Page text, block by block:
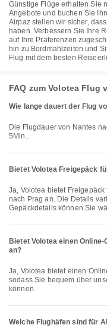
Günstige Flüge erhalten Sie
Angebote und buchen Sie
Airpaz stellen wir sicher,
haben. Verbessern Sie Ihre
auf Ihre Präferenzen
hin zu Bordmahlzeiten und
Flug mit dem besten
FAQ zum Volotea Flug
Wie lange dauert der Flug
Die Flugdauer von Nantes nach Prag mit Volotea beträgt ungefähr 2Std.
5Min..
Bietet Volotea Freigepäck
Ja, Volotea bietet Freigepäck für Inland & International Flüge von Nantes
nach Prag an. Die Details
Gepäckdetails können Sie
Bietet Volotea einen
an?
Ja, Volotea bietet einen Online-Check-in für Flüge von Nantes nach Prag,
sodass Sie bequem über
können.
Welche Flughäfen sind für